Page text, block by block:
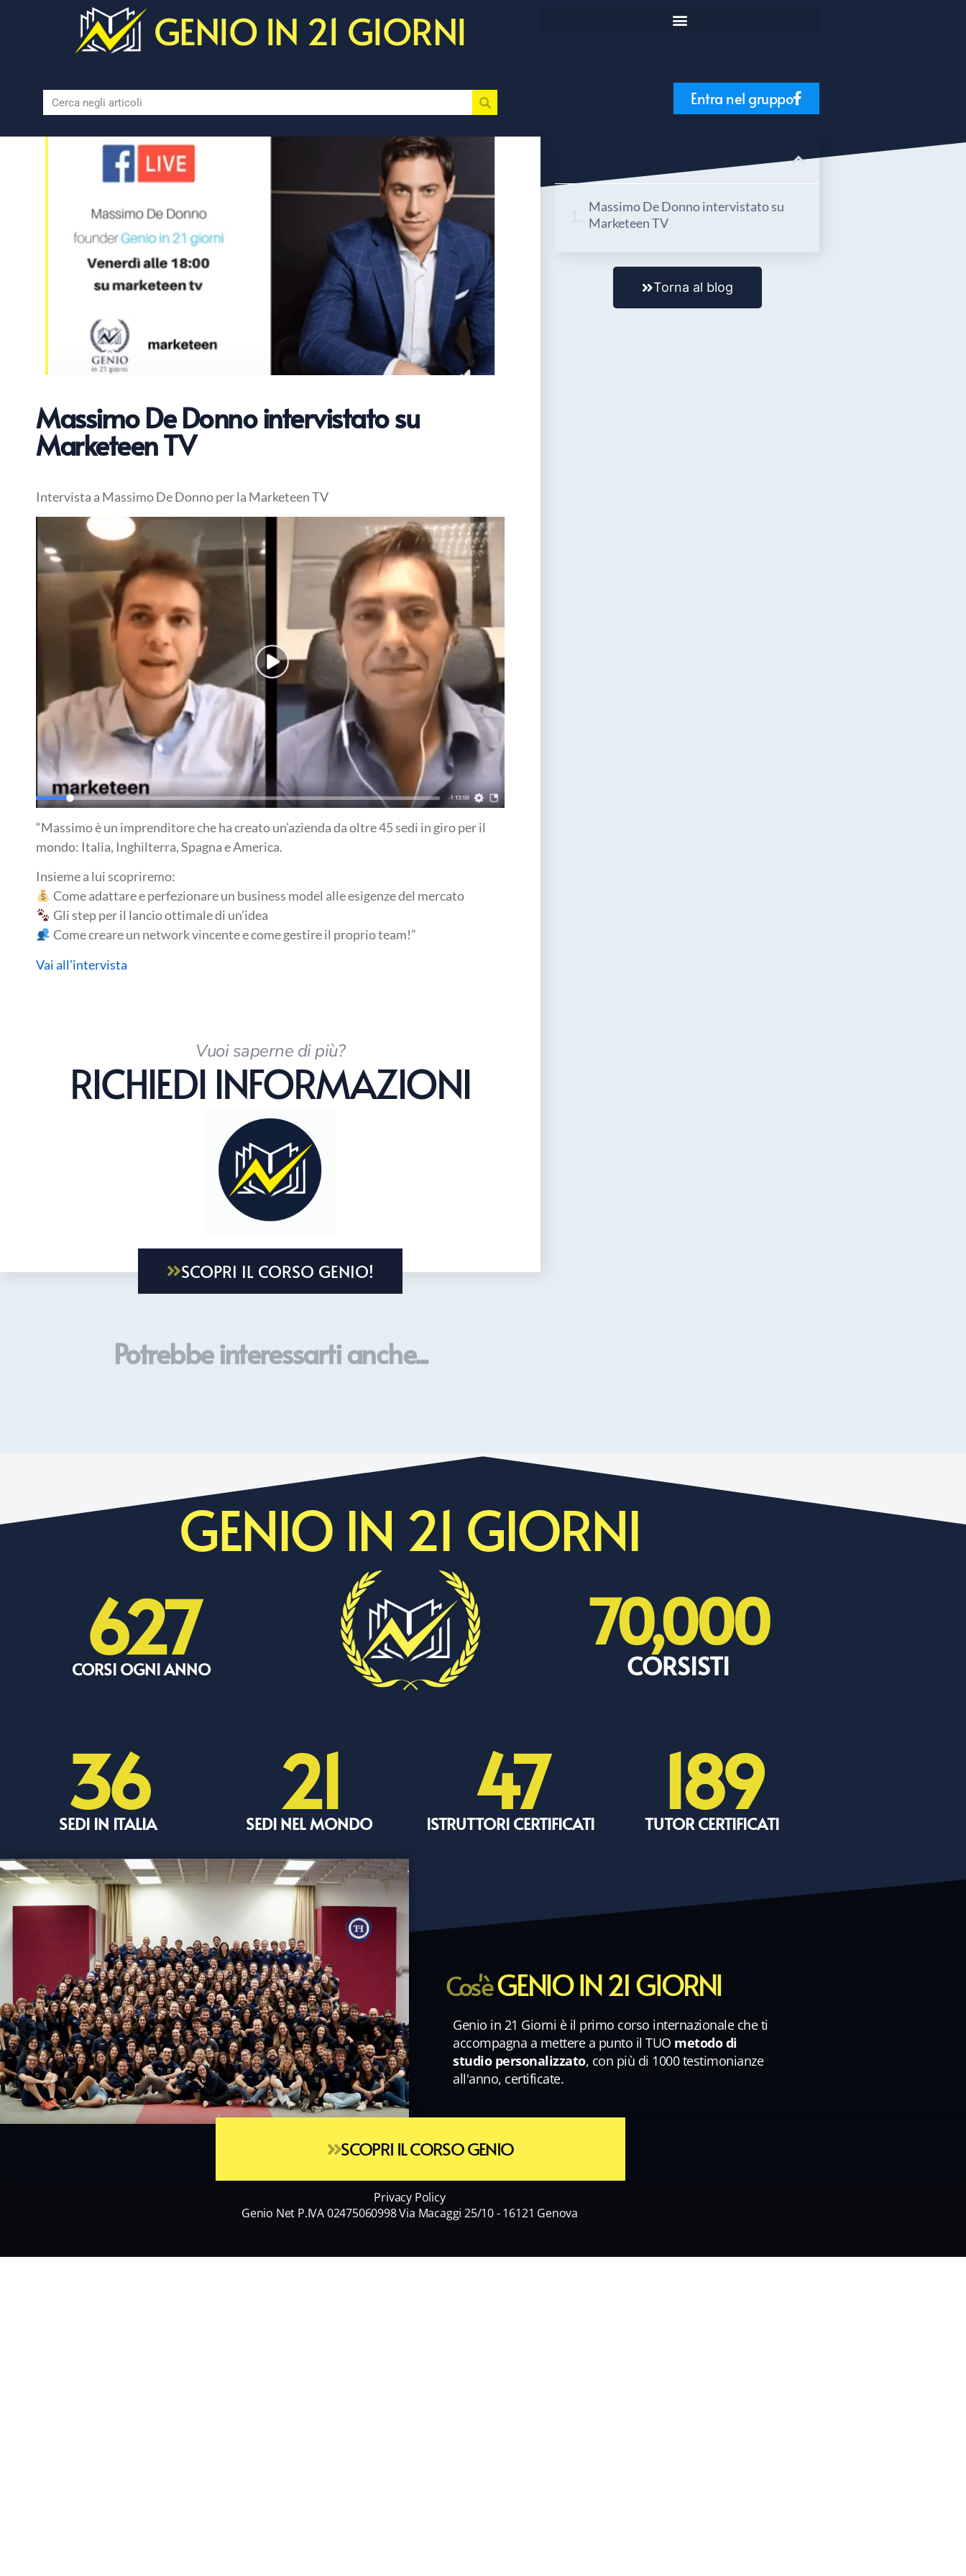
GENIO IN 21 GIORNI
Entra nel gruppo
Massimo De Donno intervistato su
Marketeen TV
Intervista a Massimo De Donno per la Marketeen TV
“Massimo è un imprenditore che ha creato un’azienda da oltre 45 sedi in giro per il
mondo: Italia, Inghilterra, Spagna e America.
Insieme a lui scopriremo:
Come adattare e perfezionare un business model alle esigenze del mercato
Gli step per il lancio ottimale di un’idea
Come creare un network vincente e come gestire il proprio team!”
Vai all’intervista
Vuoi saperne di più?
RICHIEDI INFORMAZIONI
SCOPRI IL CORSO GENIO!
Massimo De Donno intervistato su
Marketeen TV
Torna al blog
Potrebbe interessarti anche...
GENIO IN 21 GIORNI
CORSI OGNI ANNO
627 CORSISTI
70,000
SEDI IN ITALIA
36 SEDI NEL MONDO
21 ISTRUTTORI CERTIFICATI
47 TUTOR CERTIFICATI
189
Cos'èGENIO IN 21 GIORNI
Genio in 21 Giorni è il primo corso internazionale che ti
accompagna a mettere a punto il TUO metodo di
studio personalizzato, con più di 1000 testimonianze
all'anno, certificate.
SCOPRI IL CORSO GENIO
Privacy Policy
Genio Net P.IVA 02475060998 Via Macaggi 25/10 - 16121 Genova